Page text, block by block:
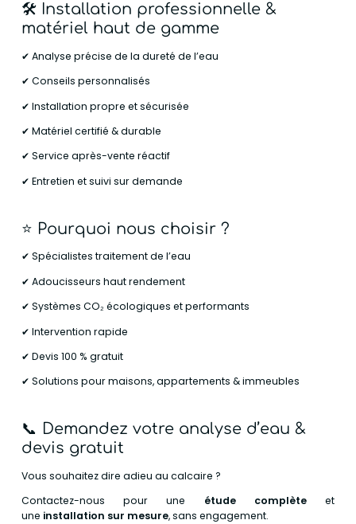
🛠️ Installation professionnelle &
matériel haut de gamme
✔ Analyse précise de la dureté de l’eau
✔ Conseils personnalisés
✔ Installation propre et sécurisée
✔ Matériel certifié & durable
✔ Service après-vente réactif
✔ Entretien et suivi sur demande
⭐ Pourquoi nous choisir ?
✔ Spécialistes traitement de l’eau
✔ Adoucisseurs haut rendement
✔ Systèmes CO₂ écologiques et performants
✔ Intervention rapide
✔ Devis 100 % gratuit
✔ Solutions pour maisons, appartements & immeubles
📞 Demandez votre analyse d’eau &
devis gratuit
Vous souhaitez dire adieu au calcaire ?
Contactez-nous pour une étude complèteet
une installation sur mesure, sans engagement.